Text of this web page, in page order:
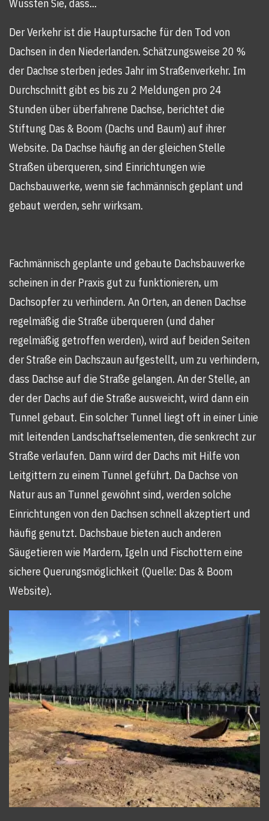
Wussten Sie, dass...
Der Verkehr ist die Hauptursache für den Tod von
Dachsen in den Niederlanden. Schätzungsweise 20 %
der Dachse sterben jedes Jahr im Straßenverkehr. Im
Durchschnitt gibt es bis zu 2 Meldungen pro 24
Stunden über überfahrene Dachse, berichtet die
Stiftung Das & Boom (Dachs und Baum) auf ihrer
Website. Da Dachse häufig an der gleichen Stelle
Straßen überqueren, sind Einrichtungen wie
Dachsbauwerke, wenn sie fachmännisch geplant und
gebaut werden, sehr wirksam.
Fachmännisch geplante und gebaute Dachsbauwerke
scheinen in der Praxis gut zu funktionieren, um
Dachsopfer zu verhindern. An Orten, an denen Dachse
regelmäßig die Straße überqueren (und daher
regelmäßig getroffen werden), wird auf beiden Seiten
der Straße ein Dachszaun aufgestellt, um zu verhindern,
dass Dachse auf die Straße gelangen. An der Stelle, an
der der Dachs auf die Straße ausweicht, wird dann ein
Tunnel gebaut. Ein solcher Tunnel liegt oft in einer Linie
mit leitenden Landschaftselementen, die senkrecht zur
Straße verlaufen. Dann wird der Dachs mit Hilfe von
Leitgittern zu einem Tunnel geführt. Da Dachse von
Natur aus an Tunnel gewöhnt sind, werden solche
Einrichtungen von den Dachsen schnell akzeptiert und
häufig genutzt. Dachsbaue bieten auch anderen
Säugetieren wie Mardern, Igeln und Fischottern eine
sichere Querungsmöglichkeit (Quelle: Das & Boom
Website).